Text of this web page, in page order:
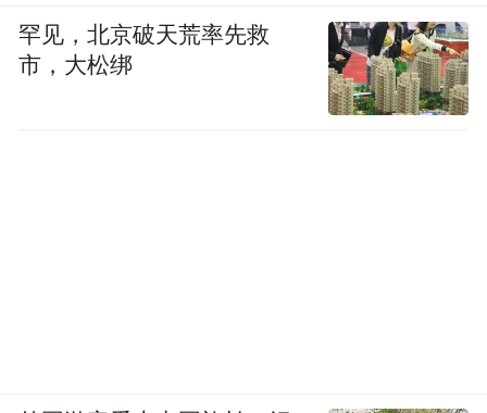
罕见，北京破天荒率先救
市，大松绑